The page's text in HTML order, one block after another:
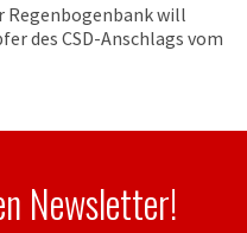
Regenbogenbank will
des CSD-Anschlags vom
Newsletter!